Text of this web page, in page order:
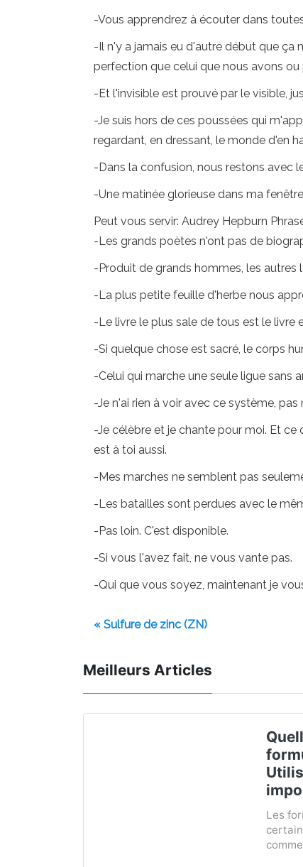
-Vous apprendrez à écouter dans
-Il n'y a jamais eu d'autre début que ça
perfection que celui que nous avons
-Et l'invisible est prouvé par le visible,
-Je suis hors de ces poussées qui
regardant, en dressant, le monde d'en
-Dans la confusion, nous restons avec
-Une matinée glorieuse dans ma
Peut vous servir: Audrey Hepburn
-Les grands poètes n'ont pas de
-Produit de grands hommes, les autres
-La plus petite feuille d'herbe nous
-Le livre le plus sale de tous est le livre
-Si quelque chose est sacré, le corps
-Celui qui marche une seule ligue sans
-Je n'ai rien à voir avec ce système,
-Je célèbre et je chante pour moi. Et
est à toi aussi.
-Mes marches ne semblent pas
-Les batailles sont perdues avec le
-Pas loin. C'est disponible.
-Si vous l'avez fait, ne vous vante pas.
-Qui que vous soyez, maintenant je
« Sulfure de zinc (ZN)
Meilleurs Articles
Les